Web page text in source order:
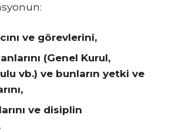
ve görevlerini,
(Genel Kurul,
vb.) ve bunların yetki ve
ve disiplin